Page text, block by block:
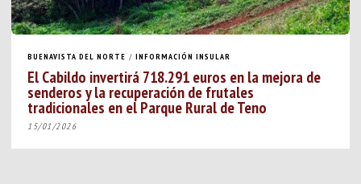
BUENAVISTA DEL NORTE / INFORMACIÓN INSULAR
El Cabildo invertirá 718.291 euros en la mejora de
senderos y la recuperación de frutales
tradicionales en el Parque Rural de Teno
15/01/2026